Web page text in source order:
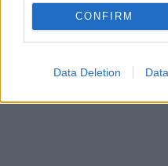
CONFIRM
Data Deletion